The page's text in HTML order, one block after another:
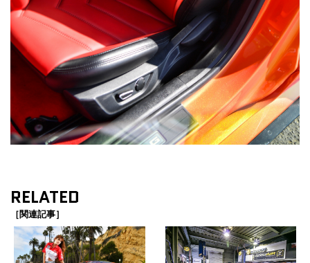
RELATED
［関連記事］